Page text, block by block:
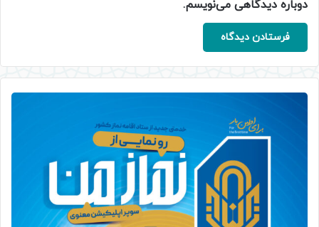
دوباره دیدگاهی می‌نویسم.